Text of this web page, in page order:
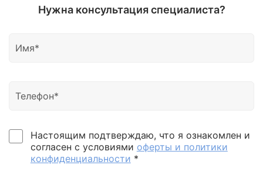
Нужна консультация специалиста?
Настоящим подтверждаю, что я ознакомлен и
согласен с условиями оферты и политики
конфиденциальности *